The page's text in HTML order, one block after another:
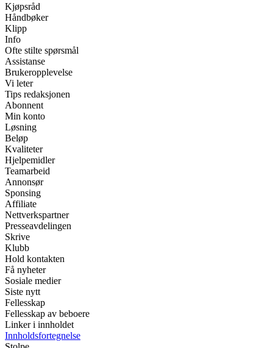
Kjøpsråd
Håndbøker
Klipp
Info
Ofte stilte spørsmål
Assistanse
Brukeropplevelse
Vi leter
Tips redaksjonen
Abonnent
Min konto
Løsning
Beløp
Kvaliteter
Hjelpemidler
Teamarbeid
Annonsør
Sponsing
Affiliate
Nettverkspartner
Presseavdelingen
Skrive
Klubb
Hold kontakten
Få nyheter
Sosiale medier
Siste nytt
Fellesskap
Fellesskap av beboere
Linker i innholdet
Innholdsfortegnelse